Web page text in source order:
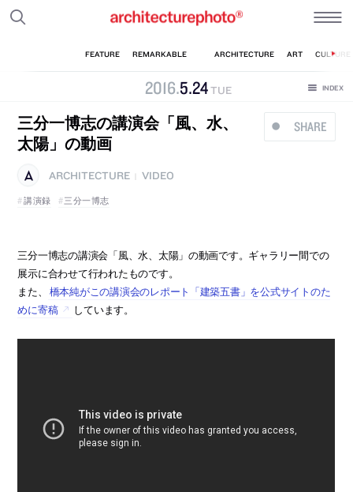
2016.5.24TUE
SHARE
三分一博志の講演会「風、水、
太陽」の動画
ARCHITECTURE
VIDEO
講演録
三分一博志
三分一博志の講演会「風、水、太陽」の動画です。ギャラリー間での
展示に合わせて行われたものです。
また、
橋本純がこの講演会のレポート「建築五書」を公式サイトのた
めに寄稿
しています。